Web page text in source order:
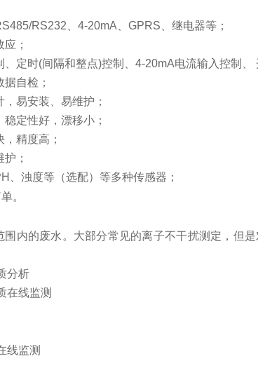
RS232 4-20mA GPRS 、继电器等 ；
；
、定时(间隔和整点)控制 4-20mA电流输入控制
自检；
易安装、 易维护；
稳定性好，漂移小；
精度高；
；
、浊度等（选配） 等多种传感器 ；
。
围内的废水。大部分常见的离子不干扰测定，但
分析
在线监测
线监测